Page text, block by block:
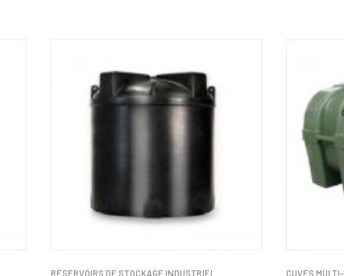
RÉSERVOIRS DE STOCKAGE INDUSTRIEL CUVES